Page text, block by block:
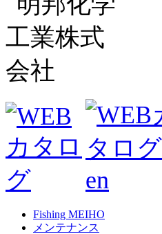
Fishing MEIHO
メンテナンス